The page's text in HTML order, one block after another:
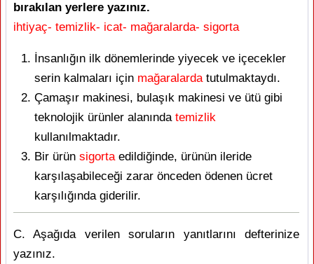
bırakılan yerlere yazınız.
ihtiyaç- temizlik- icat- mağaralarda- sigorta
İnsanlığın ilk dönemlerinde yiyecek ve içecekler
serin kalmaları için mağaralardatutulmaktaydı.
Çamaşır makinesi, bulaşık makinesi ve ütü gibi
teknolojik ürünler alanında temizlik
kullanılmaktadır.
Bir ürün sigortaedildiğinde, ürünün ileride
karşılaşabileceği zarar önceden ödenen ücret
karşılığında giderilir.
C. Aşağıda verilen soruların yanıtlarını defterinize
yazınız.